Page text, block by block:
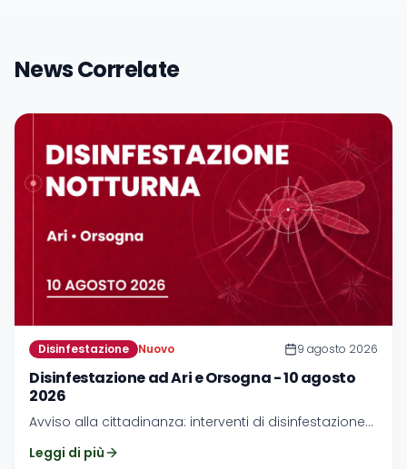
News Correlate
Disinfestazione Nuovo 9 agosto 2026
Disinfestazione ad Ari e Orsogna - 10 agosto
2026
Avviso alla cittadinanza: interventi di disinfestazione
Leggi di più